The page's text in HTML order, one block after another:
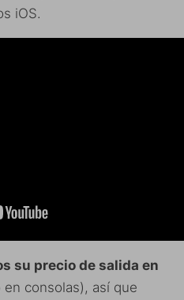
iOS.
su precio de salida en
consolas), así que